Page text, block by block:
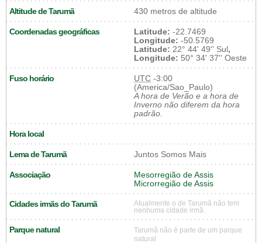
Altitude de Tarumã 430 metros de altitude
Coordenadas geográficas Latitude: -22.7469
Longitude: -50.5769
Latitude: 22° 44' 49'' Sul,
Longitude: 50° 34' 37'' Oeste
Fuso horário UTC -3:00
(America/Sao_Paulo)
A hora de Verão e a hora de
Inverno não diferem da hora
padrão.
Hora local
Lema de Tarumã Juntos Somos Mais
Associação
Mesorregião de Assis
Microrregião de Assis
Cidades irmãs do Tarumã
Atualmente o de Tarumã não tem
nenhuma cidade irmã.
Parque natural
Tarumã não é parte de um parque
natural